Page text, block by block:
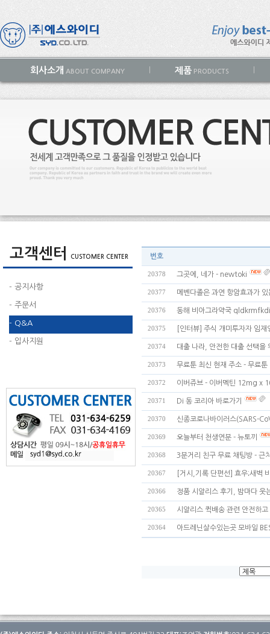
회사소개 ABOUT COMPANY 제품 PRODUCTS
고객센터 CUSTOMER CENTER
- 공지사항
- 주문서
- Q&A
- 입사지원
번호
20378 그곳에, 네가 - newtoki
20377 메벤다졸은 과연 항암효과가
20376 동해 비아그라약국
20375 [인터뷰] 주식 개미투자자 임
20374 대출 나라, 안전한 대출 선택을
20373 무료툰 최신 현재 주소 - 무료
20372 이버쥬브 - 이버멕틴 12mg x
20371 Di 동 코리아 바로가기
20370 신종코로나바이러스(SARS-
20369 오늘부터 천생연분 - 뉴토끼
20368 3분거리 친구 무료 채팅방 - 근
20367 [거시,기록 단편선] 효우;새벽
20366 정품 시알리스 후기, 밤마다 웃
20365 시알리스 퀵배송 관련 안전하
20364 아드레닌살수있는곳 모바일